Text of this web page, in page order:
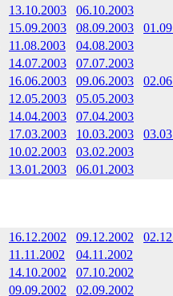
13.10.2003
06.10.2003
15.09.2003 08.09.2003
11.08.2003
04.08.2003
14.07.2003
07.07.2003
16.06.2003 09.06.2003
12.05.2003
05.05.2003
14.04.2003
07.04.2003
17.03.2003 10.03.2003
10.02.2003
03.02.2003
13.01.2003 06.01.2003
16.12.2002 09.12.2002
11.11.2002
04.11.2002
14.10.2002
07.10.2002
09.09.2002
02.09.2002